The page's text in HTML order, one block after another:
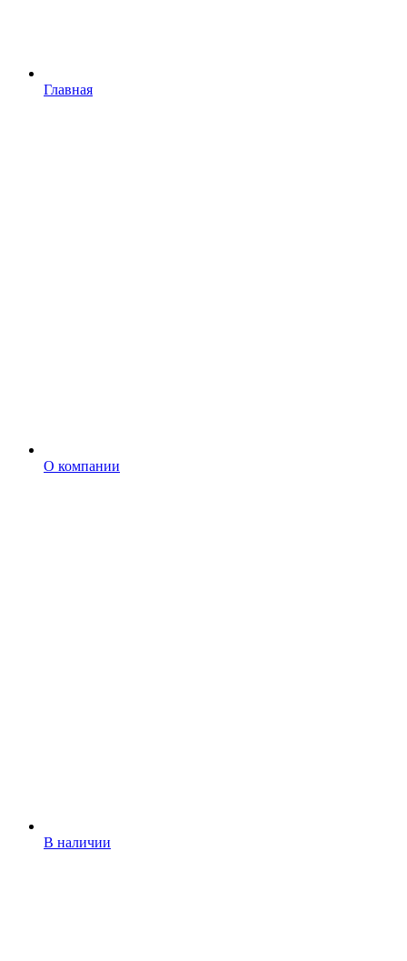
Главная
О компании
В наличии